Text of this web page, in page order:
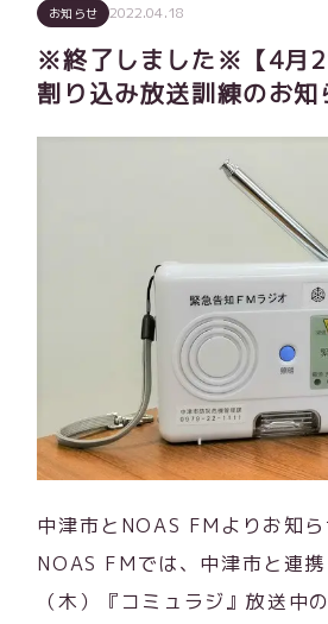
お知らせ 2022.04.18
※終了しました※【4月
割り込み放送訓練のお知
中津市とNOAS FMよりお知ら
NOAS FMでは、中津市と連
（木）『コミュラジ』放送中